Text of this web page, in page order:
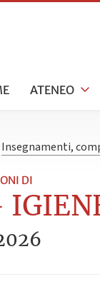
ATENEO
Insegnamenti,
DI